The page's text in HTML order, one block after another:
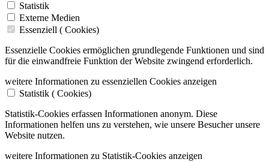
Statistik
Externe Medien
Essenziell ( Cookies)
Essenzielle Cookies ermöglichen grundlegende Funktionen und sind
für die einwandfreie Funktion der Website zwingend erforderlich.
weitere Informationen zu essenziellen Cookies anzeigen
Statistik ( Cookies)
Statistik-Cookies erfassen Informationen anonym. Diese
Informationen helfen uns zu verstehen, wie unsere Besucher unsere
Website nutzen.
weitere Informationen zu Statistik-Cookies anzeigen